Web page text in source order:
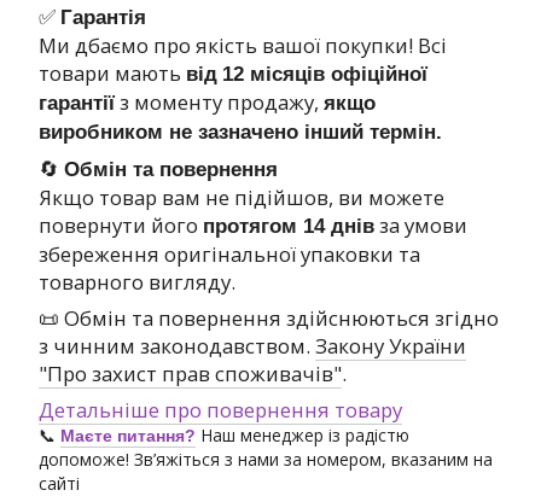
✅ Гарантія
Ми дбаємо про якість вашої покупки! Всі
товари мають від 12 місяців офіційної
гарантії з моменту продажу, якщо
виробником не зазначено інший термін.
🔄 Обмін та повернення
Якщо товар вам не підійшов, ви можете
повернути його протягом 14 днів за умови
збереження оригінальної упаковки та
товарного вигляду.
📜 Обмін та повернення здійснюються згідно
з чинним законодавством. Закону України
"Про захист прав споживачів".
Детальніше про повернення товару
📞 Маєте питання? Наш менеджер із радістю
допоможе! Зв’яжіться з нами за номером, вказаним на
сайті